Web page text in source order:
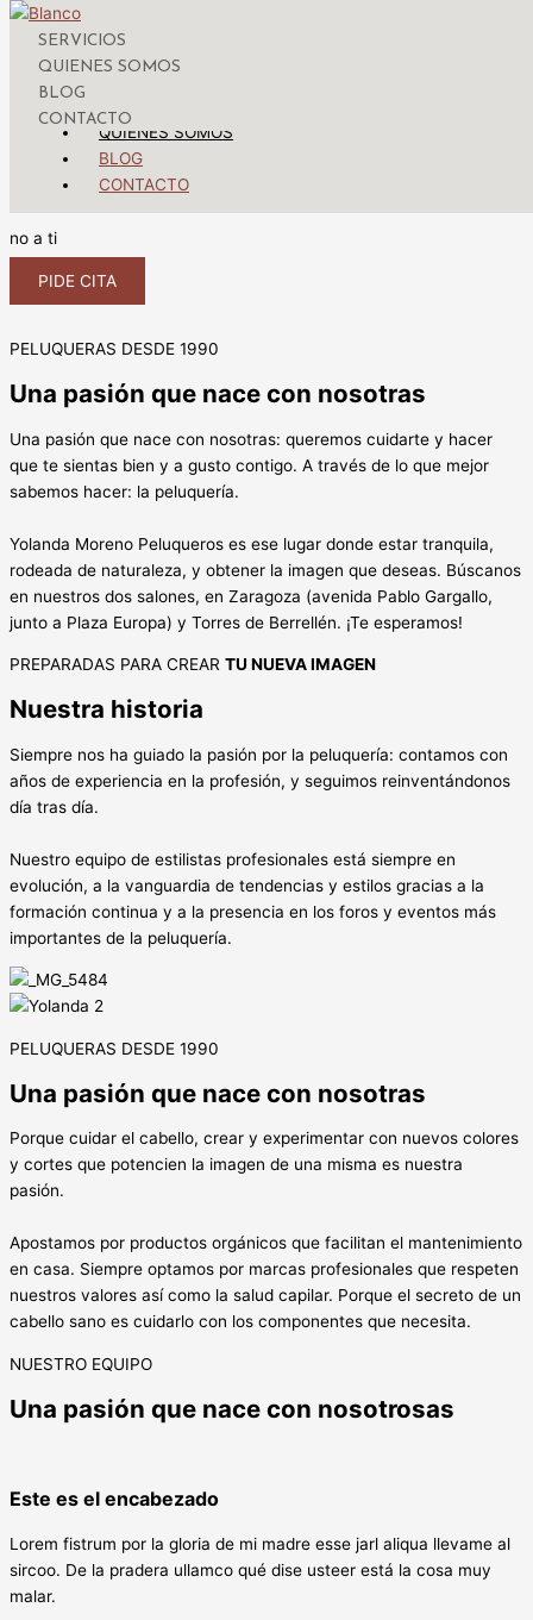
Yolanda Moreno Peluqueros
Menú
QUIENES SOMOS
BLOG
CONTACTO
SERVICIOS
QUIENES SOMOS
BLOG
CONTACTO
Cambiamos tu imagen
no a ti
PIDE CITA
PELUQUERAS DESDE 1990
Una pasión que nace con nosotras
Una pasión que nace con nosotras: queremos cuidarte y hacer
que te sientas bien y a gusto contigo. A través de lo que mejor
sabemos hacer: la peluquería.
Yolanda Moreno Peluqueros es ese lugar donde estar tranquila,
rodeada de naturaleza, y obtener la imagen que deseas. Búscanos
en nuestros dos salones, en Zaragoza (avenida Pablo Gargallo,
junto a Plaza Europa) y Torres de Berrellén. ¡Te esperamos!
PREPARADAS PARA CREAR TU NUEVA IMAGEN
Nuestra historia
Siempre nos ha guiado la pasión por la peluquería: contamos con
años de experiencia en la profesión, y seguimos reinventándonos
día tras día.
Nuestro equipo de estilistas profesionales está siempre en
evolución, a la vanguardia de tendencias y estilos gracias a la
formación continua y a la presencia en los foros y eventos más
importantes de la peluquería.
PELUQUERAS DESDE 1990
Una pasión que nace con nosotras
Porque cuidar el cabello, crear y experimentar con nuevos colores
y cortes que potencien la imagen de una misma es nuestra
pasión.
Apostamos por productos orgánicos que facilitan el mantenimiento
en casa. Siempre optamos por marcas profesionales que respeten
nuestros valores así como la salud capilar. Porque el secreto de un
cabello sano es cuidarlo con los componentes que necesita.
NUESTRO EQUIPO
Una pasión que nace con nosotrosas
Este es el encabezado
Lorem fistrum por la gloria de mi madre esse jarl aliqua llevame al
sircoo. De la pradera ullamco qué dise usteer está la cosa muy
malar.